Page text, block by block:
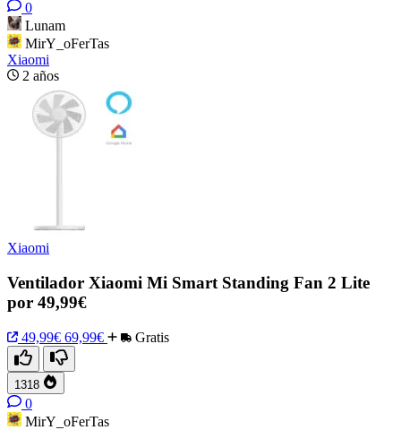
0
Lunam
MirY_oFerTas
Xiaomi
2 años
Xiaomi
Ventilador Xiaomi Mi Smart Standing Fan 2 Lite
por 49,99€
49,99€ 69,99€ Gratis
1318
0
MirY_oFerTas